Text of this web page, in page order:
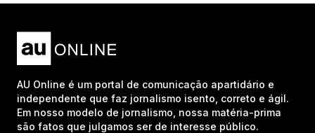
AU Online é um portal de comunicação apartidário e
independente que faz jornalismo isento, correto e ágil.
Em nosso modelo de jornalismo, nossa matéria-prima
são fatos que julgamos ser de interesse público.